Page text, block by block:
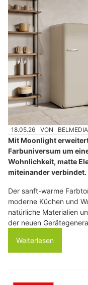
18.05.26 VON
Mit Moonlight
Farbuniversum um
Wohnlichkeit, matte
miteinander verbindet.
Der sanft-warme
moderne Küchen und
natürliche Materialien
der neuen
Weiterlesen